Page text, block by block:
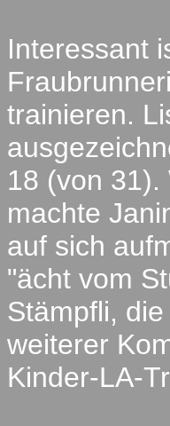
Interessant
trainieren.
18 (von
machte
auf sich
"ächt vom
Stämpfli,
weiterer
Kinder-LA-